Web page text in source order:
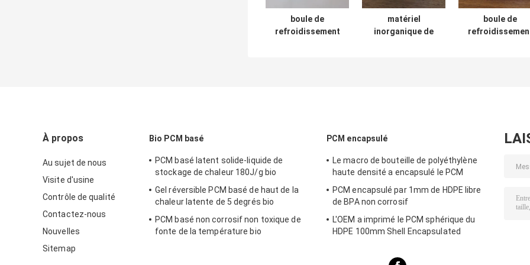
boule de
refroidissement
matériel
inorganique de
boule de
À propos
Au sujet de nous
Visite d'usine
Contrôle de qualité
Contactez-nous
Nouvelles
Sitemap
Bio PCM basé
PCM basé latent solide-liquide de
stockage de chaleur 180J/g bio
Gel réversible PCM basé de haut de la
chaleur latente de 5 degrés bio
PCM basé non corrosif non toxique de
fonte de la température bio
PCM encapsulé
Le macro de bouteille de polyéthylène
haute densité a encapsulé le PCM
PCM encapsulé par 1mm de HDPE libre
de BPA non corrosif
L'OEM a imprimé le PCM sphérique du
HDPE 100mm Shell Encapsulated